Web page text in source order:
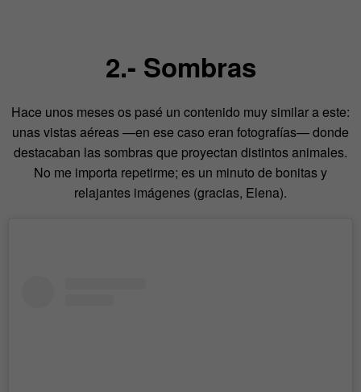
2.- Sombras
Hace unos meses os pasé un contenido muy similar a este:
unas vistas aéreas —en ese caso eran fotografías— donde
destacaban las sombras que proyectan distintos animales.
No me importa repetirme; es un minuto de bonitas y
relajantes imágenes (gracias, Elena).